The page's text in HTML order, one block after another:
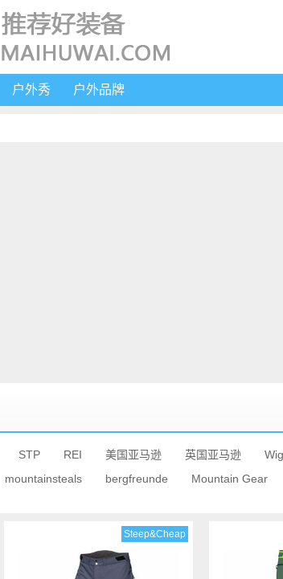
户外秀 户外品牌
STP REI 美国亚马逊 英国亚马逊
mountainsteals bergfreunde Mountain Gear
Steep&Cheap